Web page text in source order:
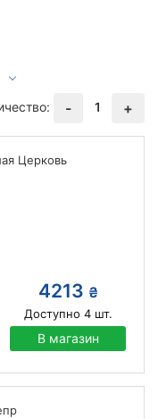
- 1 +
Церковь
4213 ₴
Доступно 4шт.
В магазин